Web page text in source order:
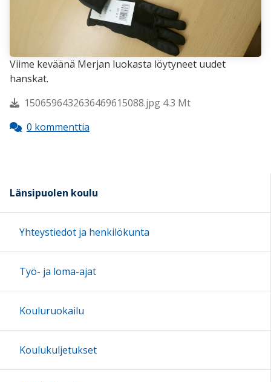
Viime keväänä Merjan luokasta löytyneet uudet
hanskat.
1506596432636469615088.jpg 4.3 Mt
0 kommenttia
Länsipuolen koulu
Yhteystiedot ja henkilökunta
Työ- ja loma-ajat
Kouluruokailu
Koulukuljetukset